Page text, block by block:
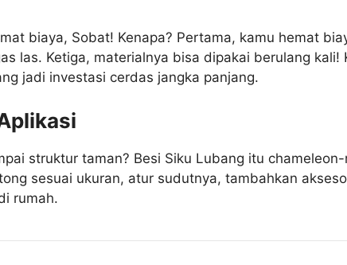
biaya, Sobat! Kenapa? Pertama, kamu hemat
las. Ketiga, materialnya bisa dipakai berulang
jadi investasi cerdas jangka panjang.
struktur taman? Besi Siku Lubang itu
sesuai ukuran, atur sudutnya, tambahkan
rumah.